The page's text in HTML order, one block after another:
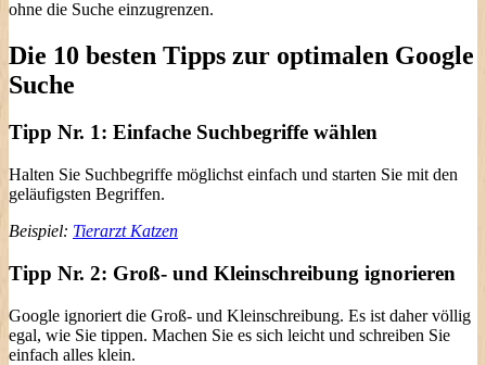
ohne die Suche einzugrenzen.
Die 10 besten Tipps zur optimalen Google
Suche
Tipp Nr. 1: Einfache Suchbegriffe wählen
Halten Sie Suchbegriffe möglichst einfach und starten Sie mit den
geläufigsten Begriffen.
Beispiel: Tierarzt Katzen
Tipp Nr. 2: Groß- und Kleinschreibung ignorieren
Google ignoriert die Groß- und Kleinschreibung. Es ist daher völlig
egal, wie Sie tippen. Machen Sie es sich leicht und schreiben Sie
einfach alles klein.